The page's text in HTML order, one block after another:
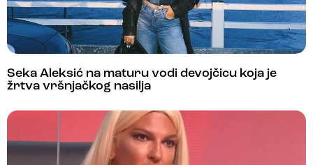
Seka Aleksić na maturu vodi devojčicu koja je
žrtva vršnjačkog nasilja